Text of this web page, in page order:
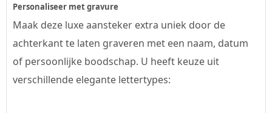
Personaliseer met gravure
Maak deze luxe aansteker extra uniek door de
achterkant te laten graveren met een naam, datum
of persoonlijke boodschap. U heeft keuze uit
verschillende elegante lettertypes: